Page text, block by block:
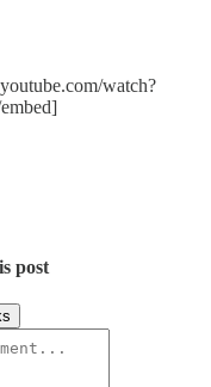
watch?
post